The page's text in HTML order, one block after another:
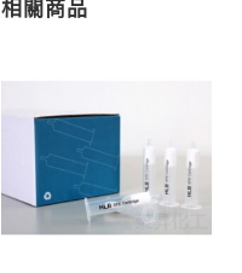
相關商品